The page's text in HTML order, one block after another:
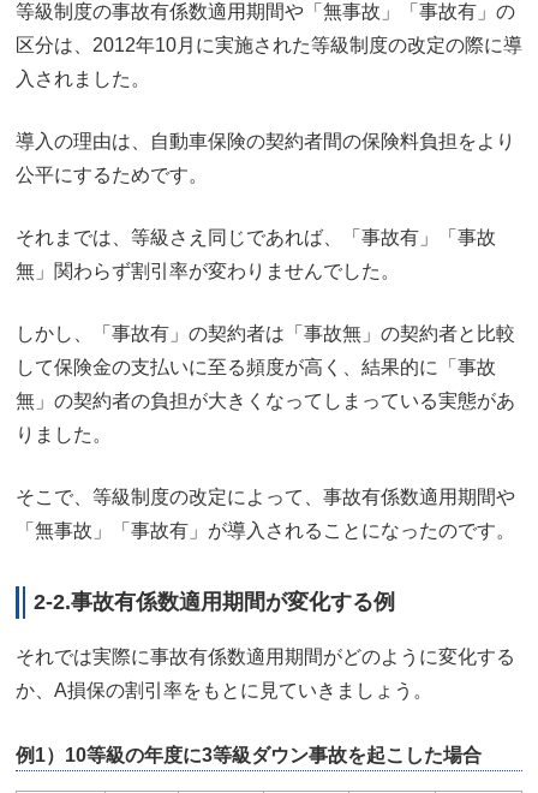
等級制度の事故有係数適用期間や「無事故」「事故有」の
区分は、2012年10月に実施された等級制度の改定の際に導
入されました。
導入の理由は、自動車保険の契約者間の保険料負担をより
公平にするためです。
それまでは、等級さえ同じであれば、「事故有」「事故
無」関わらず割引率が変わりませんでした。
しかし、「事故有」の契約者は「事故無」の契約者と比較
して保険金の支払いに至る頻度が高く、結果的に「事故
無」の契約者の負担が大きくなってしまっている実態があ
りました。
そこで、等級制度の改定によって、事故有係数適用期間や
「無事故」「事故有」が導入されることになったのです。
2-2.事故有係数適用期間が変化する例
それでは実際に事故有係数適用期間がどのように変化する
か、A損保の割引率をもとに見ていきましょう。
例1）10等級の年度に3等級ダウン事故を起こした場合